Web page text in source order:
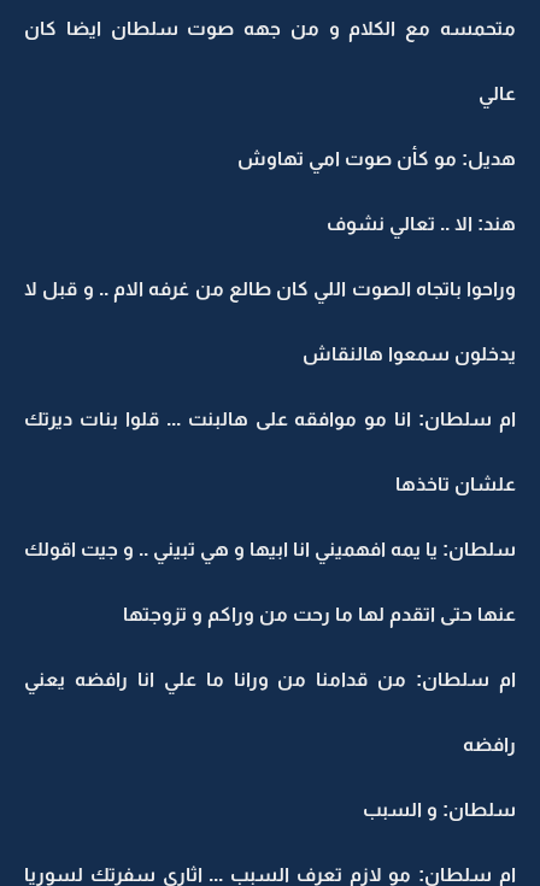
متحمسه مع الكلام و من جهه صوت سلطان ايضا كان
عالي
هديل: مو كأن صوت امي تهاوش
هند: الا .. تعالي نشوف
وراحوا باتجاه الصوت اللي كان طالع من غرفه الام .. و قبل لا
يدخلون سمعوا هالنقاش
ام سلطان: انا مو موافقه على هالبنت ... قلوا بنات ديرتك
علشان تاخذها
سلطان: يا يمه افهميني انا ابيها و هي تبيني .. و جيت اقولك
عنها حتى اتقدم لها ما رحت من وراكم و تزوجتها
ام سلطان: من قدامنا من ورانا ما علي انا رافضه يعني
رافضه
سلطان: و السبب
ام سلطان: مو لازم تعرف السبب ... اثاري سفرتك لسوريا